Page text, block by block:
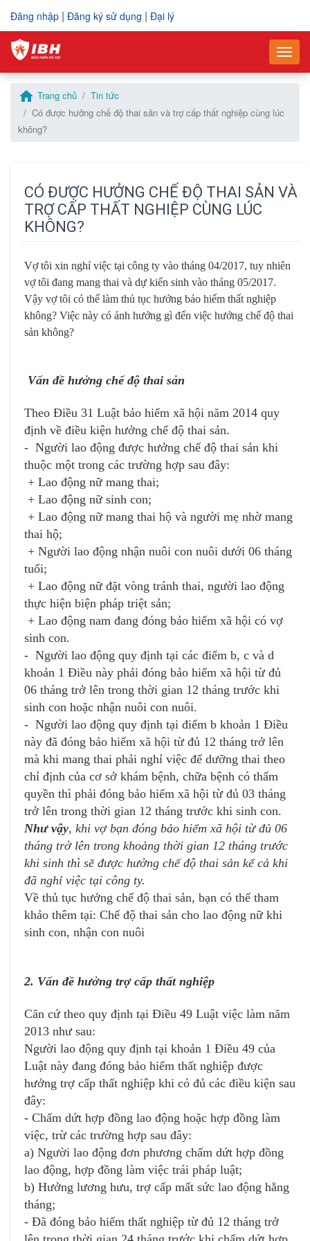
Đăng nhập | Đăng ký sử dụng | Đại lý
home Trang chủ
Tin tức
Có được hưởng chế độ thai sản và trợ cấp thất nghiệp cùng lúc
không?
CÓ ĐƯỢC HƯỞNG CHẾ ĐỘ THAI SẢN VÀ
TRỢ CẤP THẤT NGHIỆP CÙNG LÚC
KHÔNG?
Vợ tôi xin nghỉ việc tại công ty vào tháng 04/2017, tuy nhiên
vợ tôi đang mang thai và dự kiến sinh vào tháng 05/2017.
Vậy vợ tôi có thể làm thủ tục hưởng bảo hiểm thất nghiệp
không? Việc này có ảnh hưởng gì đến việc hưởng chế độ thai
sản không?
Vấn đề hưởng chế độ thai sản
Theo Điều 31 Luật bảo hiểm xã hội năm 2014 quy
định về điều kiện hưởng chế độ thai sản.
- Người lao động được hưởng chế độ thai sản khi
thuộc một trong các trường hợp sau đây:
+ Lao động nữ mang thai;
+ Lao động nữ sinh con;
+ Lao động nữ mang thai hộ và người mẹ nhờ mang
thai hộ;
+ Người lao động nhận nuôi con nuôi dưới 06 tháng
tuổi;
+ Lao động nữ đặt vòng tránh thai, người lao động
thực hiện biện pháp triệt sản;
+ Lao động nam đang đóng bảo hiểm xã hội có vợ
sinh con.
- Người lao động quy định tại các điểm b, c và d
khoản 1 Điều này phải đóng bảo hiểm xã hội từ đủ
06 tháng trở lên trong thời gian 12 tháng trước khi
sinh con hoặc nhận nuôi con nuôi.
- Người lao động quy định tại điểm b khoản 1 Điều
này đã đóng bảo hiểm xã hội từ đủ 12 tháng trở lên
mà khi mang thai phải nghỉ việc để dưỡng thai theo
chỉ định của cơ sở khám bệnh, chữa bệnh có thẩm
quyền thì phải đóng bảo hiểm xã hội từ đủ 03 tháng
trở lên trong thời gian 12 tháng trước khi sinh con.
Như vậy, khi vợ bạn đóng bảo hiểm xã hội từ đủ 06
tháng trở lên trong khoảng thời gian 12 tháng trước
khi sinh thì sẽ được hưởng chế độ thai sản kể cả khi
đã nghỉ việc tại công ty.
Về thủ tục hưởng chế độ thai sản, bạn có thể tham
khảo thêm tại: Chế độ thai sản cho lao động nữ khi
sinh con, nhận con nuôi
2. Vấn đề hưởng trợ cấp thất nghiệp
Căn cứ theo quy định tại Điều 49 Luật việc làm năm
2013 như sau:
Người lao động quy định tại khoản 1 Điều 49 của
Luật này đang đóng bảo hiểm thất nghiệp được
hưởng trợ cấp thất nghiệp khi có đủ các điều kiện sau
đây:
- Chấm dứt hợp đồng lao động hoặc hợp đồng làm
việc, trừ các trường hợp sau đây:
a) Người lao động đơn phương chấm dứt hợp đồng
lao động, hợp đồng làm việc trái pháp luật;
b) Hưởng lương hưu, trợ cấp mất sức lao động hằng
tháng;
- Đã đóng bảo hiểm thất nghiệp từ đủ 12 tháng trở
–
Vui lòng điền thông tin yêu cầu mua hàng
Mã số thuế
Họ và tên người liên hệ
Số điện thoại*
Email*
Địa chỉ doanh nghiệp*
Chọn sản phẩm/dịch vụ mua*
Tôi đã đọc và xác nhận
nhân
–
Điền thông tin để gửi yêu cầu hỗ trợ
Mã số thuế
Số điện thoại
Email*
Chọn dịch vụ cần hỗ trợ
Danh mục hỗ trợ*
Loại yêu cầu
Tôi đã đọc và xác nhận
liệu cá nhân